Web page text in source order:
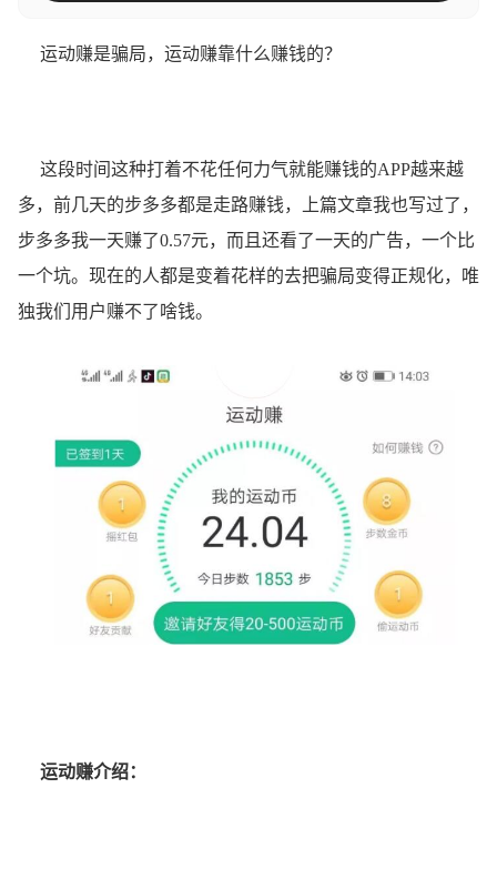
运动赚是骗局，运动赚靠什么赚钱的？
这段时间这种打着不花任何力气就能赚钱的APP越来越
多，前几天的步多多都是走路赚钱，上篇文章我也写过了，
步多多我一天赚了0.57元，而且还看了一天的广告，一个比
一个坑。现在的人都是变着花样的去把骗局变得正规化，唯
独我们用户赚不了啥钱。
运动赚介绍：